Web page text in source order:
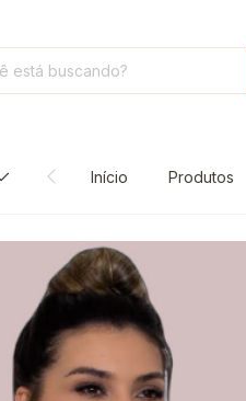
Início Produtos